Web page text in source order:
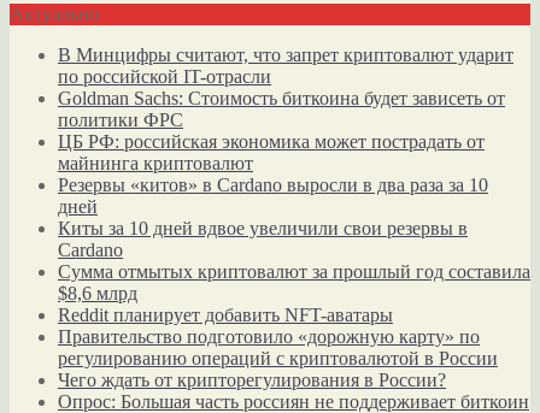
Актуально
В Минцифры считают, что запрет криптовалют ударит
по российской IT-отрасли
Goldman Sachs: Стоимость биткоина будет зависеть от
политики ФРС
ЦБ РФ: российская экономика может пострадать от
майнинга криптовалют
Резервы «китов» в Cardano выросли в два раза за 10
дней
Киты за 10 дней вдвое увеличили свои резервы в
Cardano
Сумма отмытых криптовалют за прошлый год составила
$8,6 млрд
Reddit планирует добавить NFT-аватары
Правительство подготовило «дорожную карту» по
регулированию операций с криптовалютой в России
Чего ждать от крипторегулирования в России?
Опрос: Большая часть россиян не поддерживает биткоин